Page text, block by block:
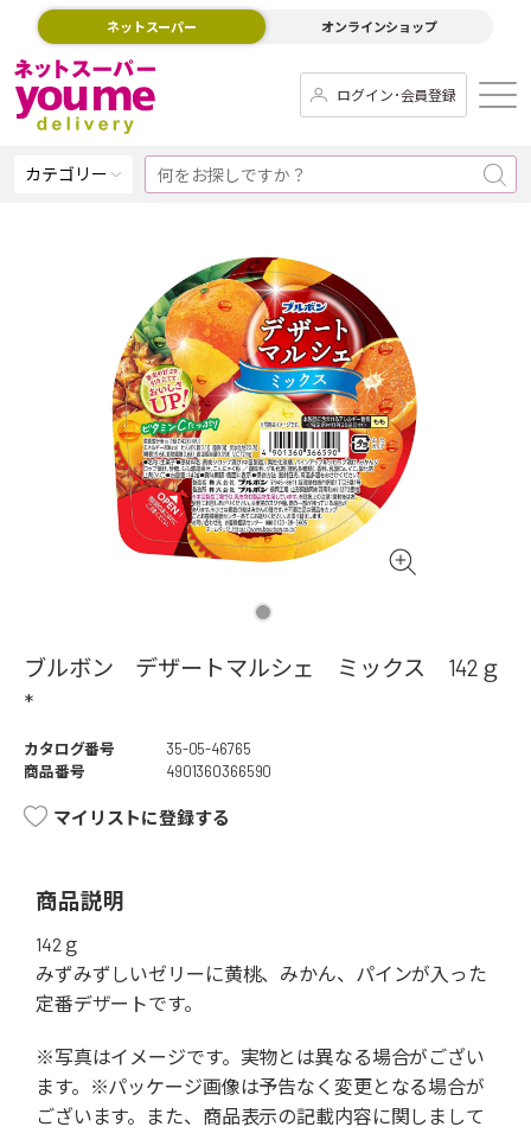
ネットスーパー オンラインショップ
ログイン･会員登録
カテゴリー
ブルボン デザートマルシェ ミックス 142ｇ
*
カタログ番号
35-05-46765
商品番号
4901360366590
マイリストに登録する
商品説明
142ｇ
みずみずしいゼリーに黄桃、みかん、パインが入った
定番デザートです。
※写真はイメージです。実物とは異なる場合がござい
ます。※パッケージ画像は予告なく変更となる場合が
ございます。また、商品表示の記載内容に関しまして